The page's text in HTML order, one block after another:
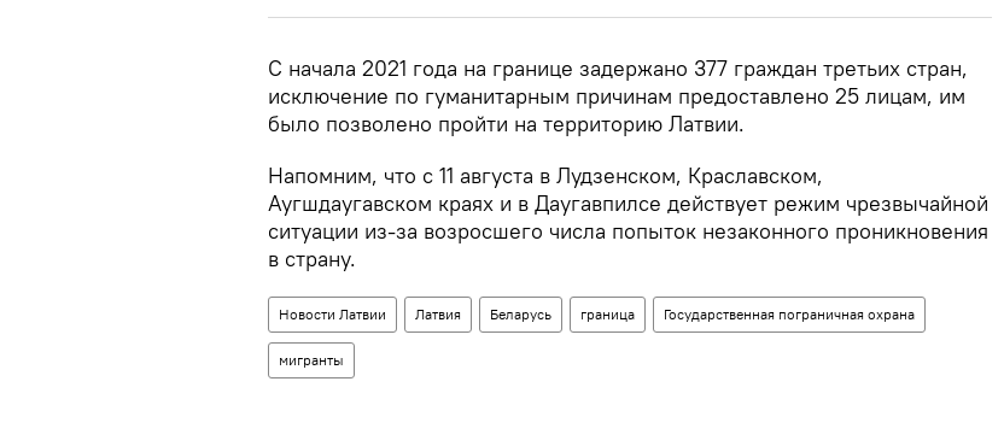
С начала 2021 года на границе задержано 377 граждан третьих стран,
исключение по гуманитарным причинам предоставлено 25 лицам, им
было позволено пройти на территорию Латвии.
Напомним, что с 11 августа в Лудзенском, Краславском,
Аугшдаугавском краях и в Даугавпилсе действует режим чрезвычайной
ситуации из-за возросшего числа попыток незаконного проникновения
в страну.
Новости Латвии Латвия Беларусь граница Государственная пограничная охрана
мигранты